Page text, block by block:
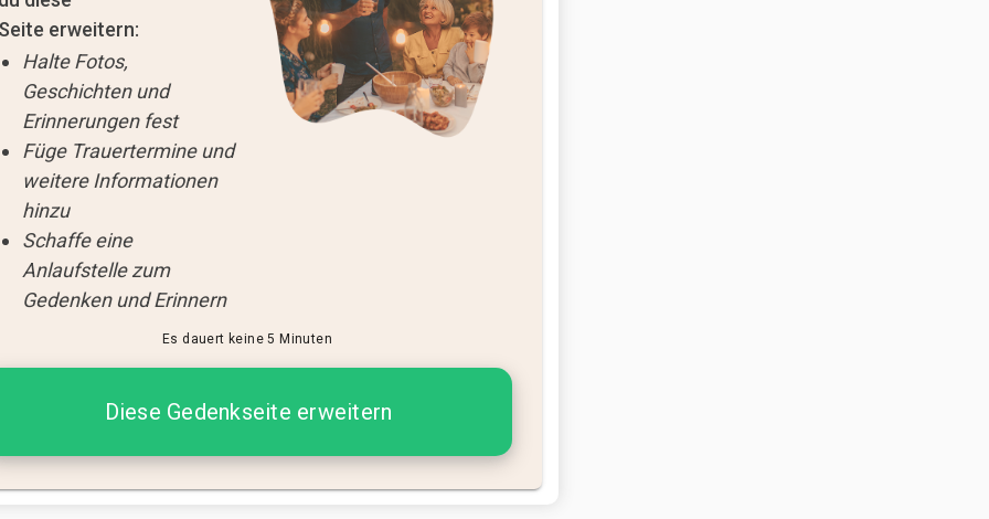
erweitern:
Halte Fotos,
Geschichten und
Erinnerungen fest
Füge Trauertermine und
weitere Informationen
hinzu
Schaffe eine
Anlaufstelle zum
Gedenken und Erinnern
Es dauert keine 5 Minuten
Diese Gedenkseite erweitern